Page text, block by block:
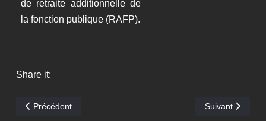
de retraite additionnelle de
la fonction publique (RAFP).
Share it:
Article précédent : Autorisations Spéciales d'Absence (ASA)
Précédent Article suivant :
Suivant